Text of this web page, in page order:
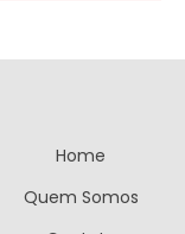
Home
Quem Somos